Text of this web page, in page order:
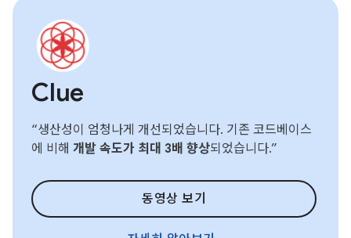
Clue
“생산성이 엄청나게 개선되었습니다. 기존 코드베이스
에 비해 개발 속도가 최대 3배 향상되었습니다.”
동영상 보기